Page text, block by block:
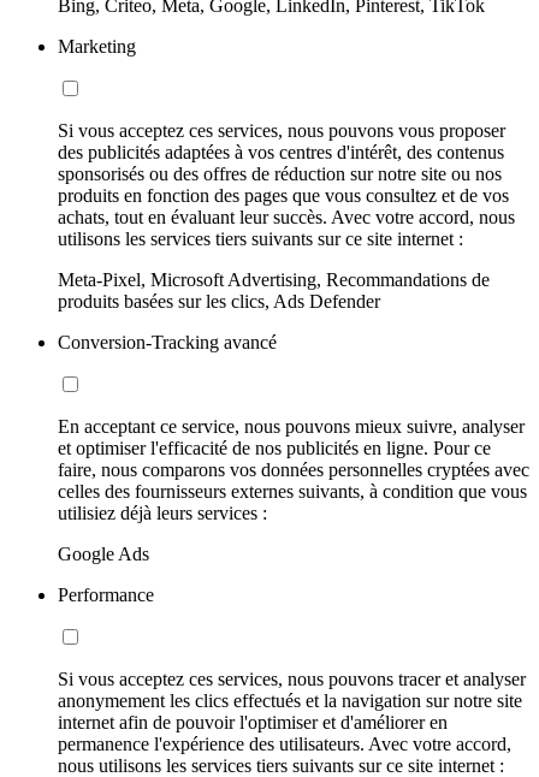
Bing, Criteo, Meta, Google, LinkedIn, Pinterest, TikTok
Marketing
Si vous acceptez ces services, nous pouvons vous proposer
des publicités adaptées à vos centres d'intérêt, des contenus
sponsorisés ou des offres de réduction sur notre site ou nos
produits en fonction des pages que vous consultez et de vos
achats, tout en évaluant leur succès. Avec votre accord, nous
utilisons les services tiers suivants sur ce site internet :
Meta-Pixel, Microsoft Advertising, Recommandations de
produits basées sur les clics, Ads Defender
Conversion-Tracking avancé
En acceptant ce service, nous pouvons mieux suivre, analyser
et optimiser l'efficacité de nos publicités en ligne. Pour ce
faire, nous comparons vos données personnelles cryptées avec
celles des fournisseurs externes suivants, à condition que vous
utilisiez déjà leurs services :
Google Ads
Performance
Si vous acceptez ces services, nous pouvons tracer et analyser
anonymement les clics effectués et la navigation sur notre site
internet afin de pouvoir l'optimiser et d'améliorer en
permanence l'expérience des utilisateurs. Avec votre accord,
nous utilisons les services tiers suivants sur ce site internet :